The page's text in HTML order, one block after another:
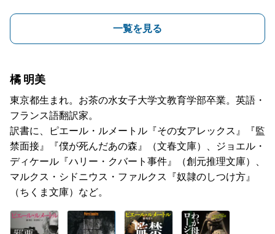
一覧を見る
橘 明美
東京都生まれ。お茶の水女子大学文教育学部卒業。英語・
フランス語翻訳家。
訳書に、ピエール・ルメートル『その女アレックス』『監
禁面接』『僕が死んだあの森』（文春文庫）、ジョエル・
ディケール『ハリー・クバート事件』（創元推理文庫）、
マルクス・シドニウス・ファルクス『奴隷のしつけ方』
（ちくま文庫）など。